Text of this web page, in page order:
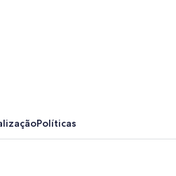
Políticas